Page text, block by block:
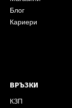
Блог
Кариери
ВРЪЗКИ
КЗП